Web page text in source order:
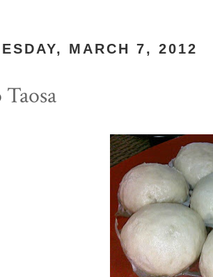
MARCH 7, 2012